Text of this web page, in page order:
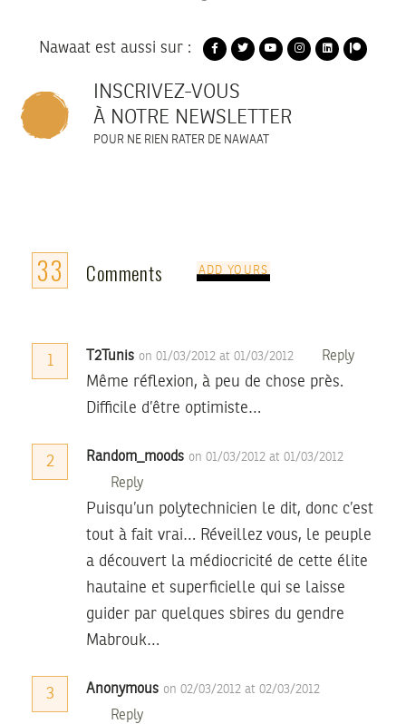
Nawaat est aussi sur :
INSCRIVEZ-VOUS
À NOTRE NEWSLETTER
POUR NE RIEN RATER DE NAWAAT
33 Comments ADD YOURS
1 T2Tunis on 01/03/2012 at 01/03/2012 Reply
Même réflexion, à peu de chose près.
Difficile d’être optimiste…
2 Random_moods on 01/03/2012 at 01/03/2012
Reply
Puisqu’un polytechnicien le dit, donc c’est
tout à fait vrai… Réveillez vous, le peuple
a découvert la médiocricité de cette élite
hautaine et superficielle qui se laisse
guider par quelques sbires du gendre
Mabrouk…
3 Anonymous on 02/03/2012 at 02/03/2012
Reply